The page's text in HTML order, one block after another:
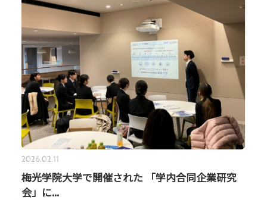
2026.02.11
梅光学院大学で開催された 「学内合同企業研究
会」に...